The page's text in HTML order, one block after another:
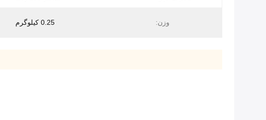
وزن: 0.25 کيلوگرم